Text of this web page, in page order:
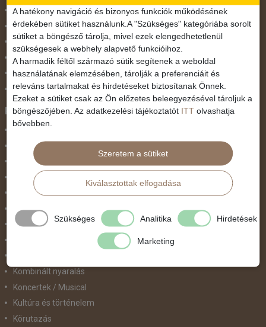
November 1.
Október 23.
Pünkösdi utazás
Szilveszter
Tavaszi szünet
Valentin nap
Programtípus
Belépőjegy
Egyéni út
Egzotikus út
Fesztiválok
Golfút
Gyalogtúra
Kombinált nyaralás
Koncertek / Musical
Kultúra és történelem
Körutazás
A hatékony navigáció és bizonyos funkciók működésének
érdekében sütiket használunk.A "Szükséges" kategóriába sorolt
sütiket a böngésző tárolja, mivel ezek elengedhetetlenül
szükségesek a webhely alapvető funkcióihoz.
A harmadik féltől származó sütik segítenek a weboldal
használatának elemzésében, tárolják a preferenciáit és
releváns tartalmakat és hirdetéseket biztosítanak Önnek.
Ezeket a sütiket csak az Ön előzetes beleegyezésével tároljuk a
böngészőjében. Az adatkezelési tájékoztatót ITT olvashatja
bővebben.
Szeretem a sütiket
Kiválasztottak elfogadása
Szükséges Analitika Hirdetések
Marketing